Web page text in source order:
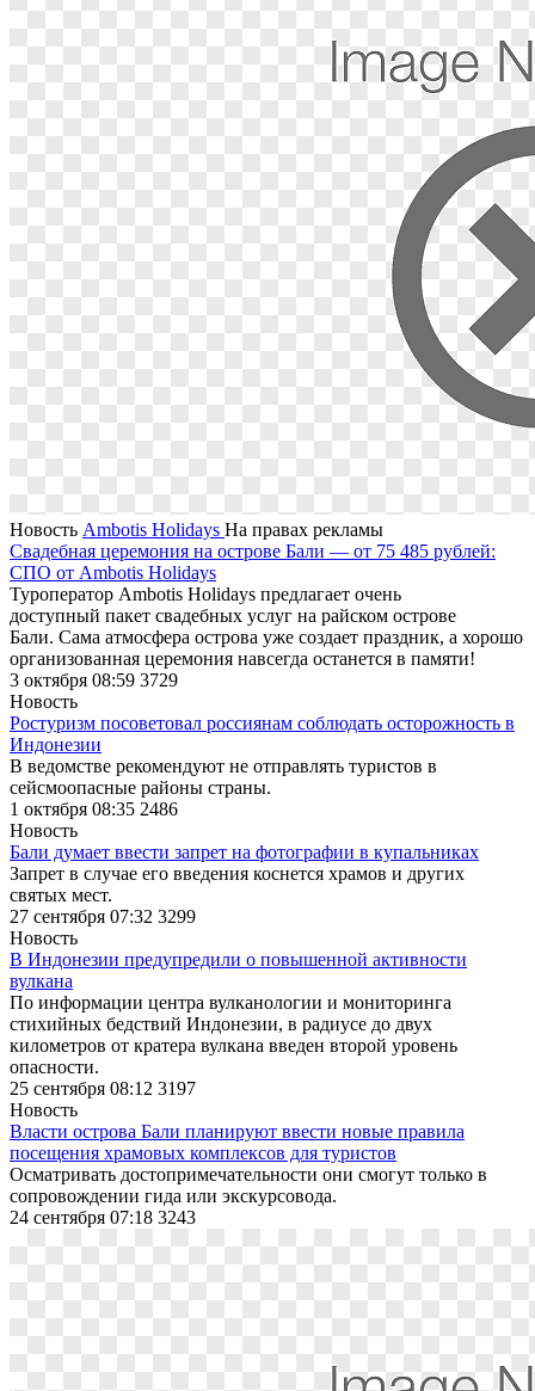
Новость Ambotis Holidays На правах рекламы
Свадебная церемония на острове Бали — от 75 485 рублей:
СПО от Ambotis Holidays
Туроператор Ambotis Holidays предлагает очень
доступный пакет свадебных услуг на райском острове
Бали. Сама атмосфера острова уже создает праздник, а хорошо
организованная церемония навсегда останется в памяти!
3 октября 08:59 3729
Новость
Ростуризм посоветовал россиянам соблюдать осторожность в
Индонезии
В ведомстве рекомендуют не отправлять туристов в
сейсмоопасные районы страны.
1 октября 08:35 2486
Новость
Бали думает ввести запрет на фотографии в купальниках
Запрет в случае его введения коснется храмов и других
святых мест.
27 сентября 07:32 3299
Новость
В Индонезии предупредили о повышенной активности
вулкана
По информации центра вулканологии и мониторинга
стихийных бедствий Индонезии, в радиусе до двух
километров от кратера вулкана введен второй уровень
опасности.
25 сентября 08:12 3197
Новость
Власти острова Бали планируют ввести новые правила
посещения храмовых комплексов для туристов
Осматривать достопримечательности они смогут только в
сопровождении гида или экскурсовода.
24 сентября 07:18 3243